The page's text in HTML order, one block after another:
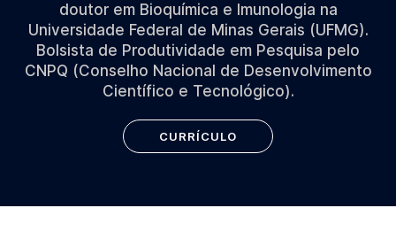
doutor em Bioquímica e Imunologia na
Universidade Federal de Minas Gerais (UFMG).
Bolsista de Produtividade em Pesquisa pelo
CNPQ (Conselho Nacional de Desenvolvimento
Científico e Tecnológico).
CURRÍCULO